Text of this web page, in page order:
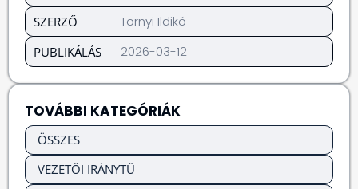
SZERZŐ Tornyi Ildikó
PUBLIKÁLÁS 2026-03-12
TOVÁBBI KATEGÓRIÁK
ÖSSZES
VEZETŐI IRÁNYTŰ